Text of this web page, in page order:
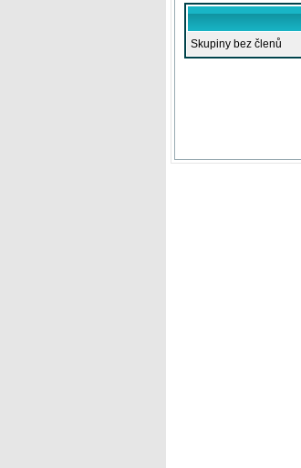
Skupiny bez členů